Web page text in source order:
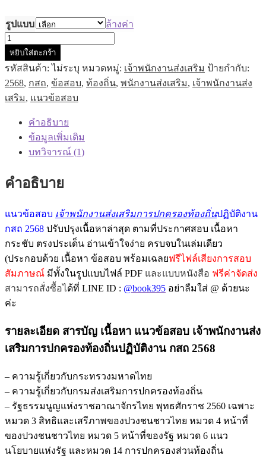
รูปแบบ ล้างค่า
หยิบใส่ตะกร้า
รหัสสินค้า:ไม่ระบุ หมวดหมู่: เจ้าพนักงานส่งเสริม ป้ายกำกับ:
2568, กสถ, ข้อสอบ, ท้องถิ่น, พนักงานส่งเสริม, เจ้าพนักงานส่ง
เสริม, แนวข้อสอบ
คำอธิบาย
ข้อมูลเพิ่มเติม
บทวิจารณ์ (1)
คำอธิบาย
แนวข้อสอบ เจ้าพนักงานส่งเสริมการปกครองท้องถิ่นปฏิบัติงาน
กสถ 2568 ปรับปรุงเนื้อหาล่าสุด ตามที่ประกาศสอบ เนื้อหา
กระชับ ตรงประเด็น อ่านเข้าใจง่าย ครบจบในเล่มเดียว
(ประกอบด้วย เนื้อหา ข้อสอบ พร้อมเฉลยฟรีไฟล์เสียงการสอบ
สัมภาษณ์ มีทั้งในรูปแบบไฟล์ PDF และแบบหนังสือ ฟรีค่าจัดส่ง
สามารถสั่งซื้อได้ที่ LINE ID : @book395 อย่าลืมใส่ @ ด้วยนะ
ค่ะ
รายละเอียด สารบัญ เนื้อหา แนวข้อสอบ เจ้าพนักงานส่ง
เสริมการปกครองท้องถิ่นปฏิบัติงาน กสถ 2568
– ความรู้เกี่ยวกับกระทรวงมหาดไทย
– ความรู้เกี่ยวกับกรมส่งเสริมการปกครองท้องถิ่น
– รัฐธรรมนูญแห่งราชอาณาจักรไทย พุทธศักราช 2560 เฉพาะ
หมวด 3 สิทธิและเสรีภาพของปวงชนชาวไทย หมวด 4 หน้าที่
ของปวงชนชาวไทย หมวด 5 หน้าที่ของรัฐ หมวด 6 แนว
นโยบายแห่งรัฐ และหมวด 14 การปกครองส่วนท้องถิ่น